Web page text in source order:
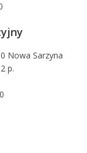
Nowa Sarzyna
p.